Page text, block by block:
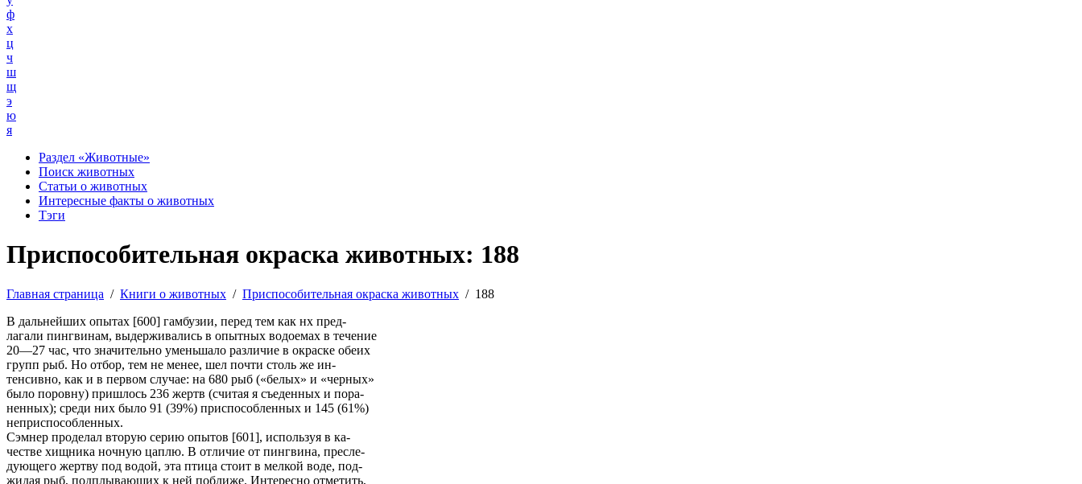
ф
х
ц
ч
ш
щ
э
ю
я
Раздел «Животные»
Поиск животных
Статьи о животных
Интересные факты о животных
Тэги
Приспособительная окраска животных: 188
Главная страница / Книги о животных / Приспособительная окраска животных / 188
В дальнейших опытах [600] гамбузии, перед тем как нх пред-
лагали пингвинам, выдерживались в опытных водоемах в течение
20—27 час, что значительно уменьшало различие в окраске обеих
групп рыб. Но отбор, тем не менее, шел почти столь же ин-
тенсивно, как и в первом случае: на 680 рыб («белых» и «черных»
было поровну) пришлось 236 жертв (считая я съеденных и пора-
ненных); среди них было 91 (39%) приспособленных и 145 (61%)
неприспособленных.
Сэмнер проделал вторую серию опытов [601], используя в ка-
честве хищника ночную цаплю. В отличие от пингвина, пресле-
дующего жертву под водой, эта птица стоит в мелкой воде, под-
жидая рыб, подплывающих к ней поближе. Интересно отметить,